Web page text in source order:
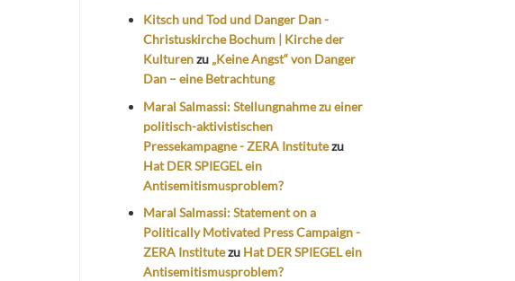
Kitsch und Tod und Danger Dan -
Christuskirche Bochum | Kirche der
Kulturenzu „Keine Angst“ von Danger
Dan – eine Betrachtung
Maral Salmassi: Stellungnahme zu einer
politisch-aktivistischen
Pressekampagne - ZERA Institutezu
Hat DER SPIEGEL ein
Antisemitismusproblem?
Maral Salmassi: Statement on a
Politically Motivated Press Campaign -
ZERA Institutezu Hat DER SPIEGEL ein
Antisemitismusproblem?